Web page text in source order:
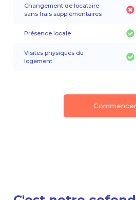
Changement de locataire
sans frais supplémentaires
Présence locale
Visites physiques du
logement
Commencer